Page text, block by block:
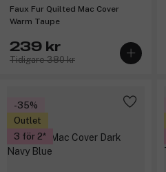
Faux Fur Quilted Mac Cover
Warm Taupe
239 kr
Tidigare 380 kr
-35%
Outlet
3 för 2